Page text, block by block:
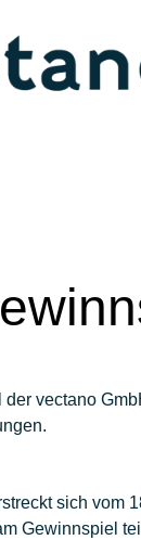
vectano
sich vom
Gewinnspiel